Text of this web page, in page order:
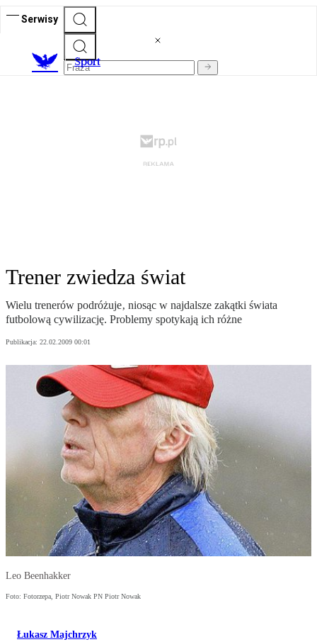
Serwisy
Sport
Trener zwiedza świat
Wielu trenerów podróżuje‚ niosąc w najdalsze zakątki świata
futbolową cywilizację. Problemy spotykają ich różne
Publikacja: 22.02.2009 00:01
Leo Beenhakker
Foto: Fotorzepa, Piotr Nowak PN Piotr Nowak
Łukasz Majchrzyk